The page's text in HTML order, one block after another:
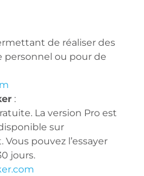
de réaliser des
personnel ou pour de
:
La version Pro est
sur
pouvez l’essayer
jours.